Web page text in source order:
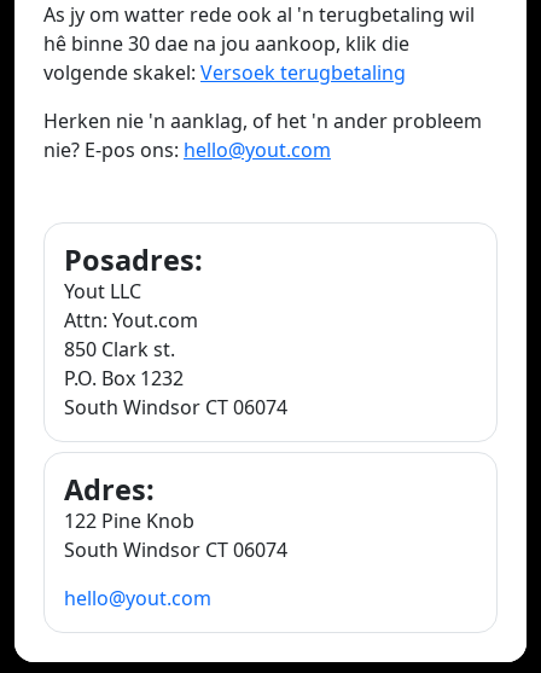
As jy om watter rede ook al 'n terugbetaling wil
hê binne 30 dae na jou aankoop, klik die
volgende skakel: Versoek terugbetaling
Herken nie 'n aanklag, of het 'n ander probleem
nie? E-pos ons: hello@yout.com
Posadres:
Yout LLC
Attn: Yout.com
850 Clark st.
P.O. Box 1232
South Windsor CT 06074
Adres:
122 Pine Knob
South Windsor CT 06074
hello@yout.com